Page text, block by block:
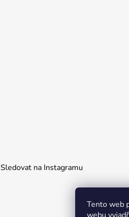
Tento web
Sledovat na Instagramu